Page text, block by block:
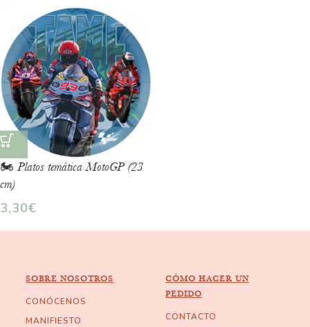
🏍️ Platos temática MotoGP (23
cm)
3,30€
SOBRE NOSOTROS
CONÓCENOS
MANIFIESTO
CÓMO HACER UN
PEDIDO
CONTACTO